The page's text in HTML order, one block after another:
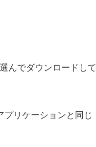
んでダウンロードして
プリケーションと同じ